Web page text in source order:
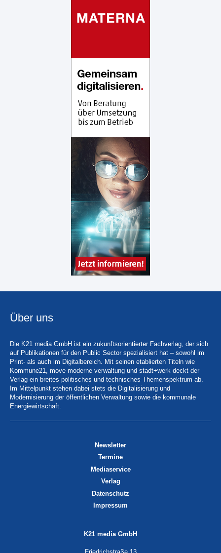
Über uns
Die K21 media GmbH ist ein zukunftsorientierter Fachverlag, der sich
auf Publikationen für den Public Sector spezialisiert hat – sowohl im
Print- als auch im Digitalbereich. Mit seinen etablierten Titeln wie
Kommune21, move moderne verwaltung und stadt+werk deckt der
Verlag ein breites politisches und technisches Themenspektrum ab.
Im Mittelpunkt stehen dabei stets die Digitalisierung und
Modernisierung der öffentlichen Verwaltung sowie die kommunale
Energiewirtschaft.
Newsletter
Termine
Mediaservice
Verlag
Datenschutz
Impressum
K21 media GmbH